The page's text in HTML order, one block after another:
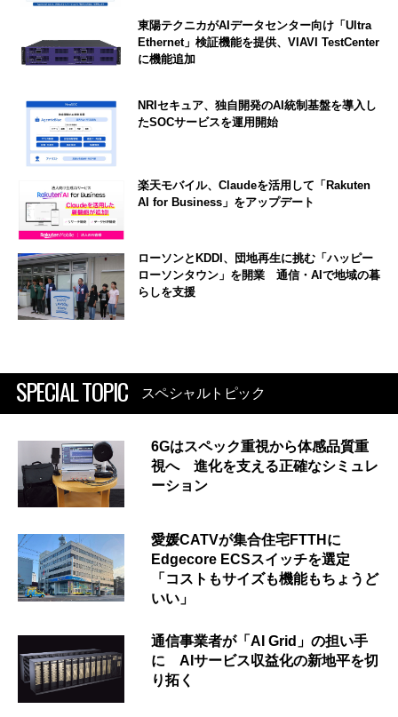
東陽テクニカがAIデータセンター向け「Ultra
Ethernet」検証機能を提供、VIAVI TestCenter
に機能追加
NRIセキュア、独自開発のAI統制基盤を導入し
たSOCサービスを運用開始
楽天モバイル、Claudeを活用して「Rakuten
AI for Business」をアップデート
ローソンとKDDI、団地再生に挑む「ハッピー
ローソンタウン」を開業 通信・AIで地域の暮
らしを支援
SPECIAL TOPIC スペシャルトピック
6Gはスペック重視から体感品質重
視へ 進化を支える正確なシミュレ
ーション
愛媛CATVが集合住宅FTTHに
Edgecore ECSスイッチを選定
「コストもサイズも機能もちょうど
いい」
通信事業者が「AI Grid」の担い手
に AIサービス収益化の新地平を切
り拓く